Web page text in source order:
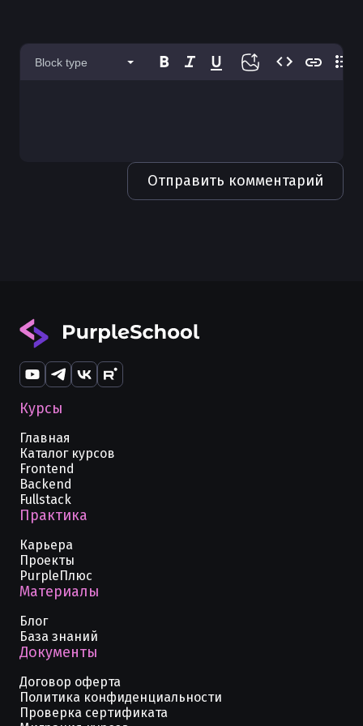
Использование defer в Golang
Значения default в Golang
Чистая архитектура в Golang
Каналы (channels) в Golang
Block type
Отправить комментарий
Курсы
Главная
Каталог курсов
Frontend
Backend
Fullstack
Практика
Карьера
Проекты
PurpleПлюс
Материалы
Блог
База знаний
Документы
Договор оферта
Политика конфиденциальности
Проверка сертификата